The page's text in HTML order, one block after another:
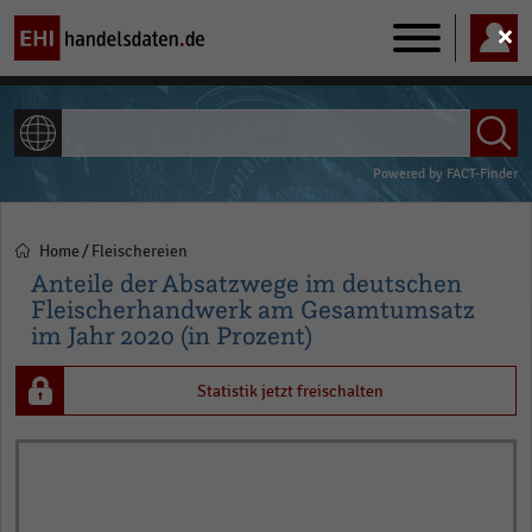
Main
navigation
Powered by FACT-Finder
Pfadnavigation
Home Fleischereien
Anteile der Absatzwege im deutschen
Fleischerhandwerk am Gesamtumsatz
im Jahr 2020 (in Prozent)
Statistik jetzt freischalten